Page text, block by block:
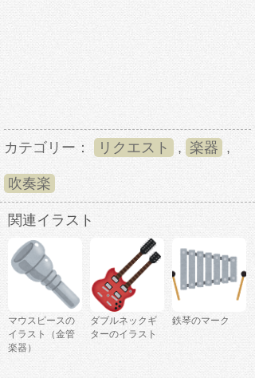
カテゴリー： リクエスト , 楽器 ,
吹奏楽
関連イラスト
マウスピースの
イラスト（金管
楽器）
ダブルネックギ
ターのイラスト
鉄琴のマーク